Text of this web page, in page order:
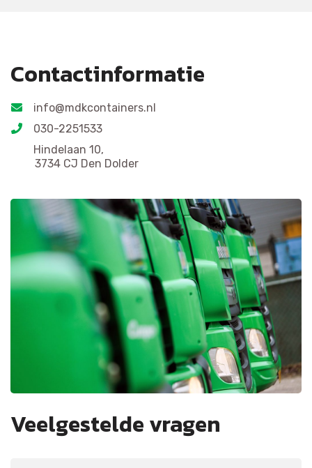
Contactinformatie
info@mdkcontainers.nl
030-2251533
Hindelaan 10,
3734 CJ Den Dolder
Veelgestelde vragen